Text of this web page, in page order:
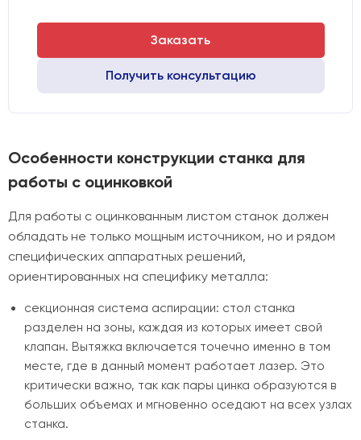
Заказать
Получить консультацию
Особенности конструкции станка для
работы с оцинковкой
Для работы с оцинкованным листом станок должен
обладать не только мощным источником, но и рядом
специфических аппаратных решений,
ориентированных на специфику металла:
секционная система аспирации: стол станка
разделен на зоны, каждая из которых имеет свой
клапан. Вытяжка включается точечно именно в том
месте, где в данный момент работает лазер. Это
критически важно, так как пары цинка образуются в
больших объемах и мгновенно оседают на всех узлах
станка.